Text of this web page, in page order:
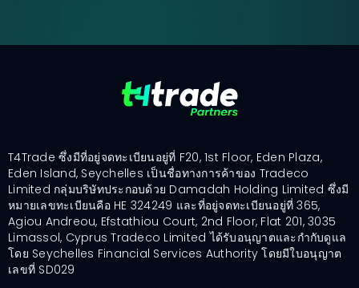
T4Trade ซึ่งมีที่อยู่จดทะเบียนอยู่ที่ F20, 1st Floor, Eden Plaza,
Eden Island, Seychelles เป็นชื่อทางการค้าของ Tradeco
Limited กลุ่มบริษัทประกอบด้วย Damadah Holding Limited ซึ่งมี
หมายเลขทะเบียนคือ HE 324249 และที่อยู่จดทะเบียนอยู่ที่ 365,
Agiou Andreou, Efstathiou Court, 2nd Floor, Flat 201, 3035
Limassol, Cyprus Tradeco Limited ได้รับอนุญาตและกำกับดูแล
โดย Seychelles Financial Services Authority โดยมีใบอนุญาต
เลขที่ SD029